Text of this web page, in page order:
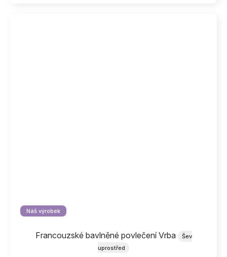
Náš výrobek
Francouzské bavlněné povlečení Vrba
Šev
uprostřed